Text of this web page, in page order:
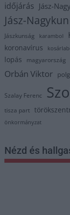
időjárás Jász-
Jász-
Jászkunság karambol
koronavírus
lopás magyarország
Orbán Viktor
Szalay Ferenc
tisza part
önkormányzat
Nézd és